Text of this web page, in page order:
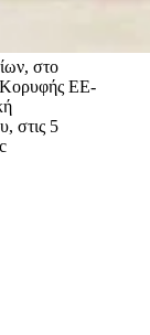
στο
Κορυφής ΕΕ-
στις 5